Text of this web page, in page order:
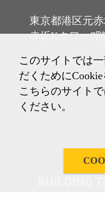
東京都港区元
赤坂Kタワー7
Tel: 03-6433-
Fax: 03-6433-
このサイトでは
だくために
こちらのサイト
ください。